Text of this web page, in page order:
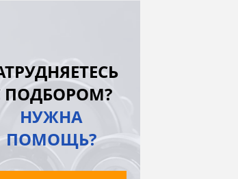
в 1 клик
В наличии
ПОДБОРОМ?
НУЖНА
ПОМОЩЬ?